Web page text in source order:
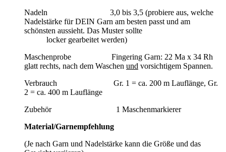
Nadeln 3,0 bis 3,5 (probiere aus, welche
Nadelstärke für DEIN Garn am besten passt und am
schönsten aussieht. Das Muster sollte
locker gearbeitet werden)
Maschenprobe Fingering Garn: 22 Ma x 34 Rh
glatt rechts, nach dem Waschen und vorsichtigem Spannen.
Verbrauch Gr. 1 = ca. 200 m Lauflänge, Gr.
2 = ca. 400 m Lauflänge
Zubehör 1 Maschenmarkierer
Material/Garnempfehlung
(Je nach Garn und Nadelstärke kann die Größe und das